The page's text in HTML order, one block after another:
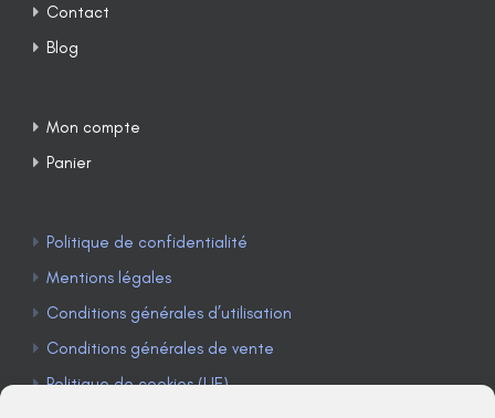
Contact
Blog
Mon compte
Panier
Politique de confidentialité
Mentions légales
Conditions générales d’utilisation
Conditions générales de vente
Politique de cookies (UE)